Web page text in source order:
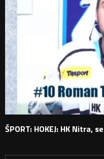
ŠPORT: HOKEJ: HK Nitra,